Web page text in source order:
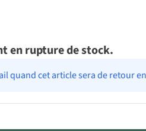
en rupture de stock.
quand cet article sera de retour